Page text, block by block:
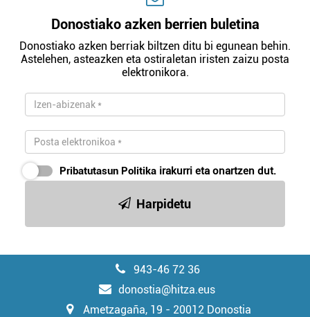
Donostiako azken berrien buletina
Donostiako azken berriak biltzen ditu bi egunean behin.
Astelehen, asteazken eta ostiraletan iristen zaizu posta
elektronikora.
Pribatutasun Politika irakurri eta onartzen dut.
Harpidetu
943-46 72 36
donostia@hitza.eus
Ametzagaña, 19 - 20012 Donostia